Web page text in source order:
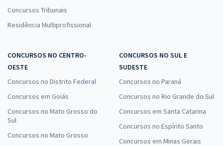
Concursos Tribunais
Residência Multiprofissional
CONCURSOS NO CENTRO-
OESTE
Concursos no Distrito Federal
Concursos em Goiás
Concursos no Mato Grosso do
Sul
Concursos no Mato Grosso
CONCURSOS NO SUL E
SUDESTE
Concursos no Paraná
Concursos no Rio Grande do Sul
Concursos em Santa Catarina
Concursos no Espírito Santo
Concursos em Minas Gerais